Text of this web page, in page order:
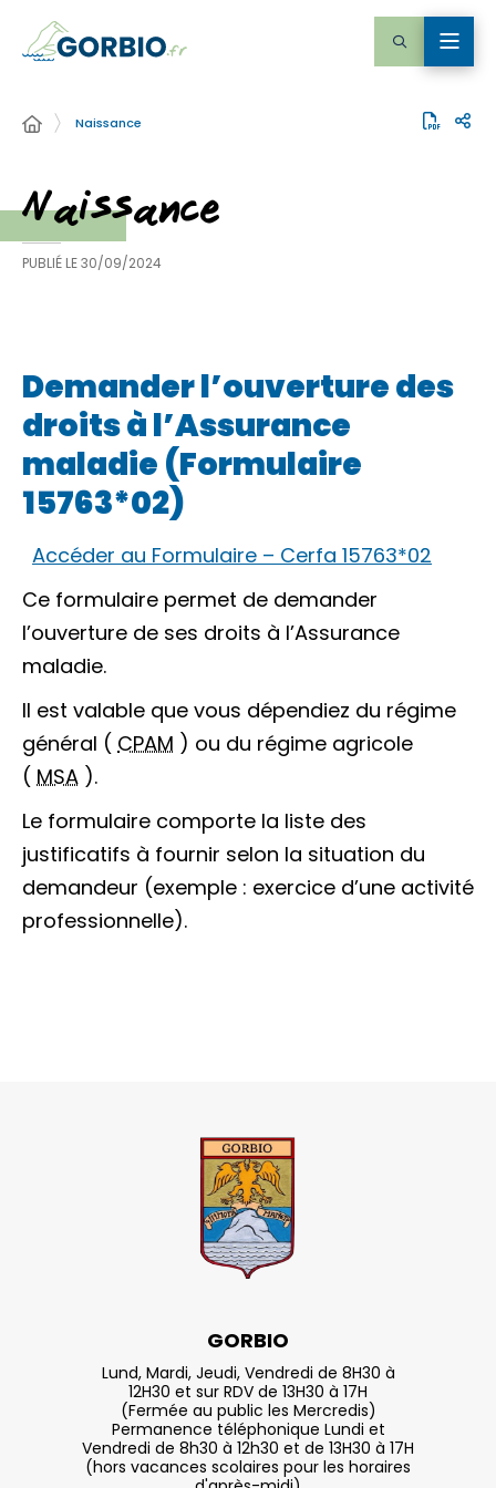
Naissance
Naissance
PUBLIÉ LE30/09/2024
Demander l’ouverture des
droits à l’Assurance
maladie (Formulaire
15763*02)
Accéder au Formulaire – Cerfa 15763*02
Ce formulaire permet de demander
l’ouverture de ses droits à l’Assurance
maladie.
Il est valable que vous dépendiez du régime
général ( CPAM ) ou du régime agricole
( MSA ).
Le formulaire comporte la liste des
justificatifs à fournir selon la situation du
demandeur (exemple : exercice d’une activité
professionnelle).
GORBIO
Lund, Mardi, Jeudi, Vendredi de 8H30 à
12H30 et sur RDV de 13H30 à 17H
(Fermée au public les Mercredis)
Permanence téléphonique Lundi et
Vendredi de 8h30 à 12h30 et de 13H30 à 17H
(hors vacances scolaires pour les horaires